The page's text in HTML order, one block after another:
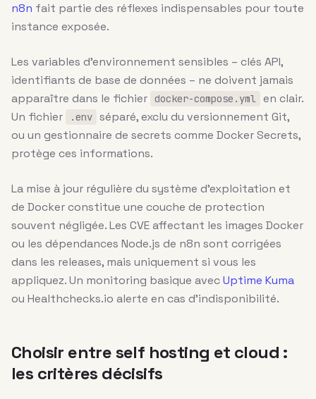
n8n fait partie des réflexes indispensables pour toute
instance exposée.
Les variables d’environnement sensibles – clés API,
identifiants de base de données – ne doivent jamais
apparaître dans le fichier docker-compose.yml en clair.
Un fichier
.env séparé, exclu du versionnement Git,
ou un gestionnaire de secrets comme Docker Secrets,
protège ces informations.
La mise à jour régulière du système d’exploitation et
de Docker constitue une couche de protection
souvent négligée. Les CVE affectant les images Docker
ou les dépendances Node.js de n8n sont corrigées
dans les releases, mais uniquement si vous les
appliquez. Un monitoring basique avecUptime Kuma
ou Healthchecks.io alerte en cas d’indisponibilité.
Choisir entre self hosting et cloud :
les critères décisifs